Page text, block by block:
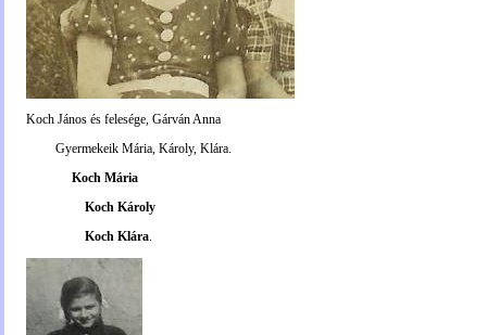
Koch János és felesége, Gárván Anna
Gyermekeik Mária, Károly, Klára.
Koch Mária
Koch Károly
Koch Klára.